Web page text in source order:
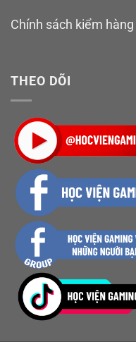
Chính sách kiểm hàng
THEO DÕI